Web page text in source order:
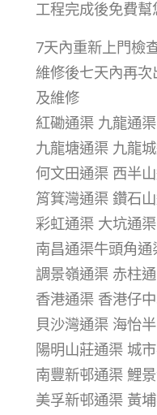
工程完成後免費幫
7天內重新上門檢
維修後七天內再
及維修
紅磡通渠 九龍通
九龍塘通渠 九龍
何文田通渠 西半
筲箕灣通渠 鑽石
彩虹通渠 大坑通
南昌通渠牛頭角通
調景嶺通渠 赤柱
香港通渠 香港仔
貝沙灣通渠 海怡
陽明山莊通渠 城
南豐新邨通渠 鯉
美孚新邨通渠 黃